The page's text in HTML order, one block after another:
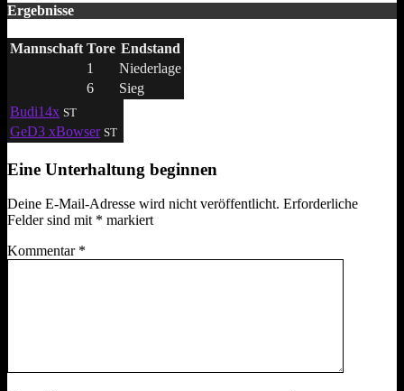
Ergebnisse
Mannschaft Tore Endstand
1
Niederlage
6
Sieg
Budi14x ST
GeD3 xBowser ST
Eine Unterhaltung beginnen
Deine E-Mail-Adresse wird nicht veröffentlicht. Erforderliche
Felder sind mit * markiert
Kommentar *